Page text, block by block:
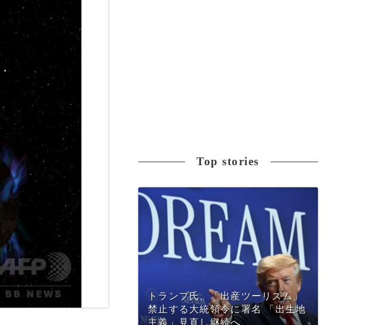
Top stories
トランプ氏、「出産ツーリズム」
禁止する大統領令に署名 「出生地
主義」見直し継続へ